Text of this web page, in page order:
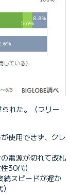
れた。（フリー
使用できず、クレ
電源が切れて改札
30代）
続スピードが遅か